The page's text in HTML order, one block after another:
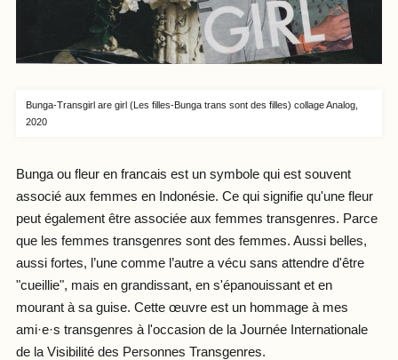
Bunga-Transgirl are girl (Les filles-Bunga trans sont des filles) collage Analog,
2020
Bunga ou fleur en francais est un symbole qui est souvent
associé aux femmes en Indonésie. Ce qui signifie qu'une fleur
peut également être associée aux femmes transgenres. Parce
que les femmes transgenres sont des femmes. Aussi belles,
aussi fortes, l’une comme l’autre a vécu sans attendre d'être
"cueillie", mais en grandissant, en s'épanouissant et en
mourant à sa guise. Cette œuvre est un hommage à mes
ami·e·s transgenres à l'occasion de la Journée Internationale
de la Visibilité des Personnes Transgenres.